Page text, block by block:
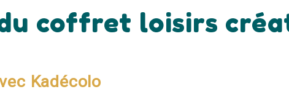
coffret loisirs
Kadécolo